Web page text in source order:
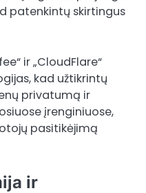
patenkintų skirtingus
ir „CloudFlare“
kad užtikrintų
privatumą ir
įrenginiuose,
pasitikėjimą
ir